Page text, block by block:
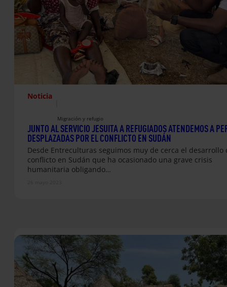
Noticia
Migración y refugio
JUNTO AL SERVICIO JESUITA A REFUGIADOS ATENDEMOS A
DESPLAZADAS POR EL CONFLICTO EN SUDÁN
Desde Entreculturas seguimos muy de cerca el desarrollo
conflicto en Sudán que ha ocasionado una grave crisis
humanitaria obligando…